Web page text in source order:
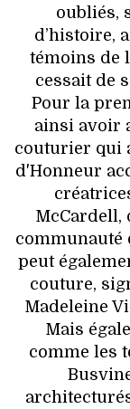
oubliés,
d’histoire,
témoins de
cessait de
Pour la
ainsi avoir
couturier qui
d'Honneur
McCardell,
communauté
peut
couture,
Madeleine
Mais
comme les